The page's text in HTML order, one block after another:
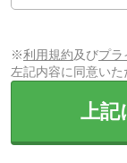
※利用規約及びプラ
左記内容に同意いた
上記